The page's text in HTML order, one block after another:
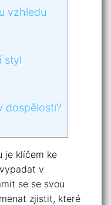
vzhledu
styl
dospělosti?
je klíčem ke
v
se se svou
zjistit, které